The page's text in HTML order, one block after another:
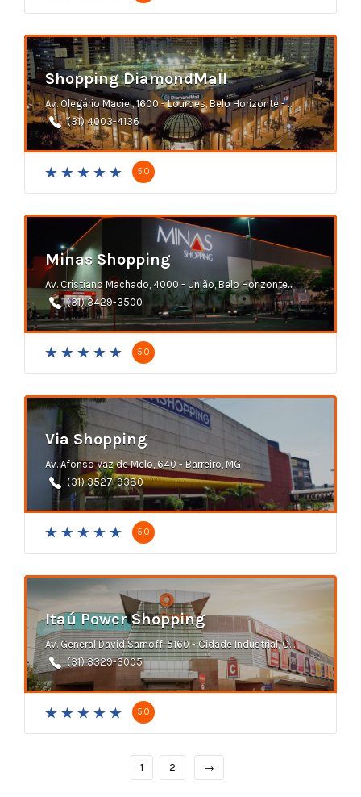
Shopping DiamondMall
Av. Olegário Maciel, 1600 - Lourdes, Belo Horizonte - MG
(31) 4003-4136
5.0
Minas Shopping
Av. Cristiano Machado, 4000 - União, Belo Horizonte - MG
(31) 3429-3500
5.0
Via Shopping
Av. Afonso Vaz de Melo, 640 - Barreiro, MG
(31) 3527-9380
5.0
Itaú Power Shopping
Av. General David Sarnoff, 5160 - Cidade Industrial, Contagem - MG
(31) 3329-3005
5.0
1 2 →